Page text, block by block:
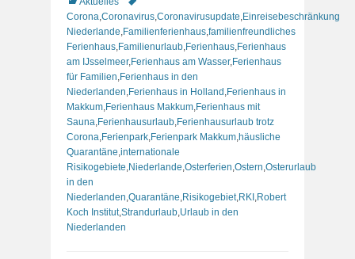
Corona Coronavirus Coronavirusupdate Einreisebeschränkung
Niederlande Familienferienhaus familienfreundliches
Ferienhaus Familienurlaub Ferienhaus Ferienhaus
am IJsselmeer, Ferienhaus am Wasser, Ferienhaus
für Familien Ferienhaus in den
Niederlanden Ferienhaus in Holland Ferienhaus in
Makkum Ferienhaus Makkum Ferienhaus mit
Sauna Ferienhausurlaub Ferienhausurlaub trotz
Corona Ferienpark Ferienpark Makkum häusliche
Quarantäne internationale
Risikogebiete Niederlande Osterferien Ostern Osterurlaub
in den
Niederlanden Quarantäne Risikogebiet, RKI Robert
Koch Institut,Strandurlaub Urlaub in den
Niederlanden